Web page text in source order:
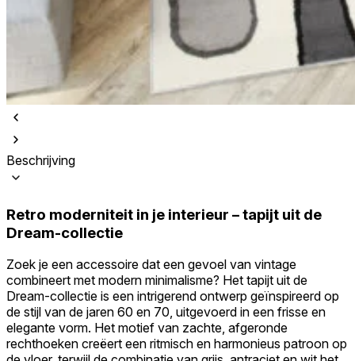
Beschrijving
Retro moderniteit in je interieur – tapijt uit de
Dream-collectie
Zoek je een accessoire dat een gevoel van vintage
combineert met modern minimalisme? Het tapijt uit de
Dream-collectie is een intrigerend ontwerp geïnspireerd op
de stijl van de jaren 60 en 70, uitgevoerd in een frisse en
elegante vorm. Het motief van zachte, afgeronde
rechthoeken creëert een ritmisch en harmonieus patroon op